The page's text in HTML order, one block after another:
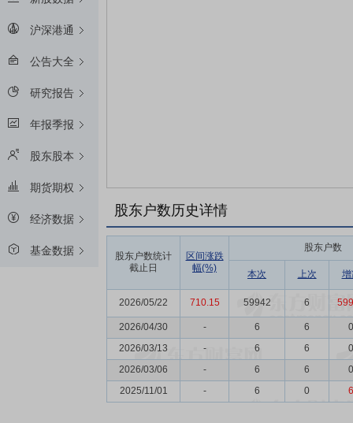
沪深港通
公告大全
研究报告
年报季报
股东股本
期货期权
经济数据
基金数据
股东户数历史详情
股东户数统计
截止日
区间涨跌
幅(%)
股东户数
本次 上次 增
2026/05/22 710.15 59942 6
2026/04/30 - 6 6
0
2026/03/13
- 6 6
0
2026/03/06
- 6 6
0
2025/11/01
- 6 0 6